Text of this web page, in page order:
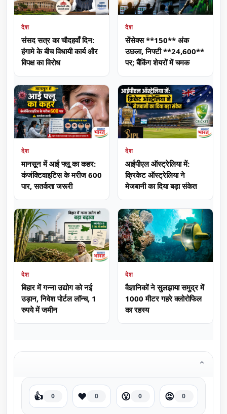
देश
संसद सत्र का चौदहवाँ दिन:
हंगामे के बीच विधायी कार्य और
विपक्ष का विरोध
देश
सेंसेक्स **150** अंक
उछला, निफ्टी **24,600**
पर; बैंकिंग शेयरों में चमक
देश
मानसून में आई फ्लू का कहर:
कंजंक्टिवाइटिस के मरीज 600
पार, सतर्कता जरूरी
देश
आईपीएल ऑस्ट्रेलिया में:
क्रिकेट ऑस्ट्रेलिया ने
मेजबानी का दिया बड़ा संकेत
देश
बिहार में गन्ना उद्योग को नई
उड़ान, निवेश पोर्टल लॉन्च, 1
रुपये में जमीन
देश
वैज्ञानिकों ने सुलझाया समुद्र में
1000 मीटर गहरे क्लोरोफिल
का रहस्य
⌄
👍 0 ❤️ 0 😮 0 😡 0